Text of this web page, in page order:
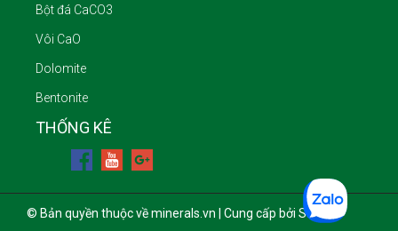
Bột đá CaCO3
Vôi CaO
Dolomite
Bentonite
THỐNG KÊ
© Bản quyền thuộc về minerals.vn | Cung cấp bởi Sapo